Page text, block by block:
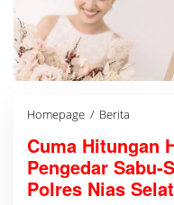
Homepage / Berita
m
a
H
i
t
Cuma Hitungan
Pengedar Sabu-
Polres Nias